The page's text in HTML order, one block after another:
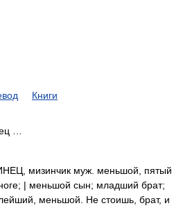
Книги
…
мизинчик муж. меньшой, пятый
| меньшой сын; младший брат;
меньшой. Не стоишь, брат, и